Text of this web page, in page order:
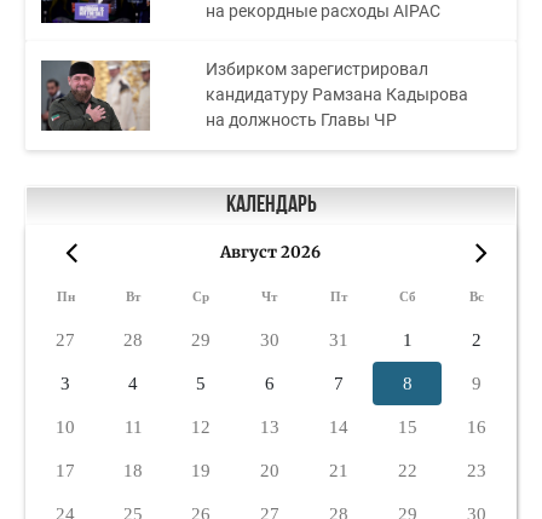
на рекордные расходы AIPAC
Избирком зарегистрировал
кандидатуру Рамзана Кадырова
на должность Главы ЧР
Календарь
Август 2026
Пн Вт Ср Чт Пт Сб Вс
27 28 29 30 31 1 2
3 4 5 6 7 8 9
10 11 12 13 14 15 16
17 18 19 20 21 22 23
24 25 26 27 28 29 30